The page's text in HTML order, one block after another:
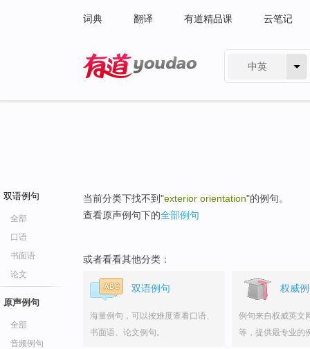
词典 翻译 有道精品课 云笔记
中英
双语例句
全部
口语
书面语
论文
原声例句
全部
音频例句
当前分类下找不到"exterior orientation"的例句。
查看原声例句下的全部例句
或者看看其他分类：
双语例句
海量例句，可以按难度查看口语、
书面语、论文例句。
权威
例句来自权威英文
等，提供最专业的